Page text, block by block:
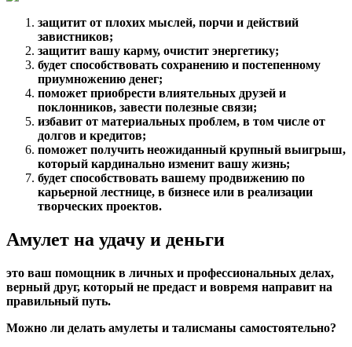
защитит от плохих мыслей, порчи и действий
завистников;
защитит вашу карму, очистит энергетику;
будет способствовать сохранению и постепенному
приумножению денег;
поможет приобрести влиятельных друзей и
поклонников, завести полезные связи;
избавит от материальных проблем, в том числе от
долгов и кредитов;
поможет получить неожиданный крупный выигрыш,
который кардинально изменит вашу жизнь;
будет способствовать вашему продвижению по
карьерной лестнице, в бизнесе или в реализации
творческих проектов.
Амулет на удачу и деньги
это ваш помощник в личных и профессиональных делах,
верный друг, который не предаст и вовремя направит на
правильный путь.
Можно ли делать амулеты и талисманы самостоятельно?